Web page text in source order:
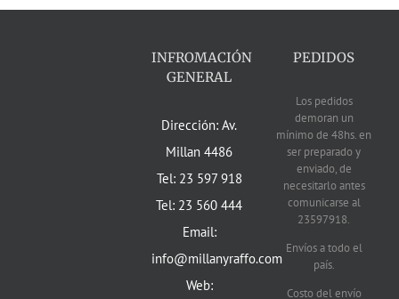
INFROMACIÓN
GENERAL
Dirección: Av.
Millan 4486
Tel: 23 597 918
Tel: 23 560 444
Email:
info@millanyraffo.com
Web:
PEDIDOS
Los pedidos
demoran un
mínimo de 48hs. en
ser preparado y
enviado, de
necesitarlo antes
comunicarse al
23597918.
Envíos a todo el
país.
Costo del envío